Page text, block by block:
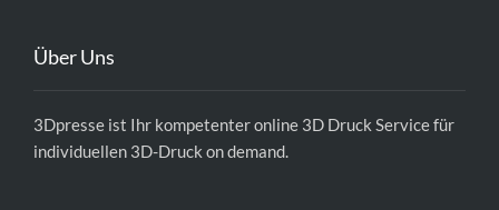
Über Uns
3Dpresse ist Ihr kompetenteronline 3D Druck Servicefür
individuellen 3D-Druck on demand.